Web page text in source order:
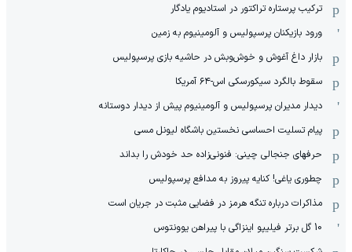
ترکیب پرستاره تراکتور در استادیوم یادگار
ورود بازیکنان پرسپولیس و آلومینیوم به زمین
بازار داغ آغوش و خوش‌و‌بش در حاشیه بازی پرسپولیس
سقوط بالگرد سیکورسکی اس-۶۴ آمریکا
دیدار مدیران پرسپولیس و آلومینیوم پیش از دیدار دوستانه
پیام تسلیت احساسی نخستین باشگاه لیونل مسی
حرفهای جنجالی چینی: فنونی‌زاده حد خودش را بداند
چطوری یاغی! کنایه پیروز به مدافع پرسپولیس
مذاکرات درباره تنگه هرمز در فضایی مثبت در جریان است
10 گل برتر فیلیپو اینزاگی با پیراهن یوونتوس